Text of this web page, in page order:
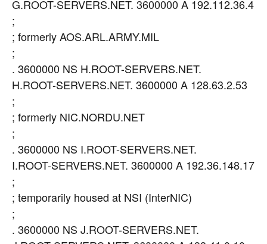
G.ROOT-SERVERS.NET. 3600000 A 192.112.36.4
;
; formerly AOS.ARL.ARMY.MIL
;
. 3600000 NS H.ROOT-SERVERS.NET.
H.ROOT-SERVERS.NET. 3600000 A 128.63.2.53
;
; formerly NIC.NORDU.NET
;
. 3600000 NS I.ROOT-SERVERS.NET.
I.ROOT-SERVERS.NET. 3600000 A 192.36.148.17
;
; temporarily housed at NSI (InterNIC)
;
. 3600000 NS J.ROOT-SERVERS.NET.